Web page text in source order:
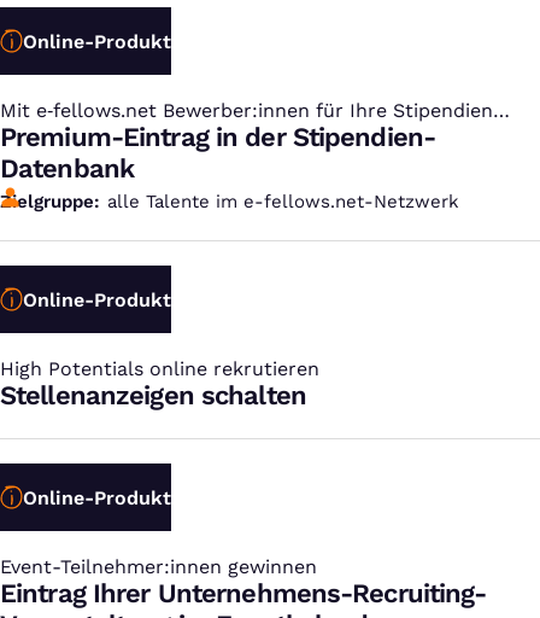
Online-Produkt
Mit e‑fellows.net Bewerber:innen für Ihre Stipendien
gewinnen
:
Premium-Eintrag in der Stipendien-
Datenbank
Zielgruppe alle Talente im e-fellows.net-Netzwerk
Online-Produkt
High Potentials online rekrutieren
:
Stellenanzeigen schalten
Online-Produkt
Event-Teilnehmer:innen gewinnen
:
Eintrag Ihrer Unternehmens-Recruiting-